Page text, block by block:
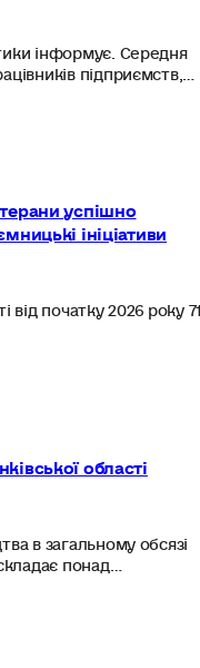
інформує. Середня
підприємств,…
успішно
ініціативи
від початку 2026 року
області
в загальному обсязі
понад…